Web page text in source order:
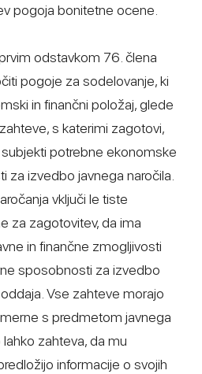
pogoja bonitetne ocene.
odstavkom 76. člena
pogoje za sodelovanje, ki
in finančni položaj, glede
s katerimi zagotovi,
potrebne ekonomske
za izvedbo javnega naročila.
vključi le tiste
za zagotovitev, da ima
in finančne zmogljivosti
sposobnosti za izvedbo
Vse zahteve morajo
s predmetom javnega
zahteva, da mu
informacije o svojih